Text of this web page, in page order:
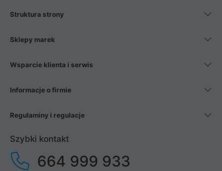
Struktura strony
Sklepy marek
Wsparcie klienta i serwis
Informacje o firmie
Regulaminy i regulacje
Szybki kontakt
664 999 933